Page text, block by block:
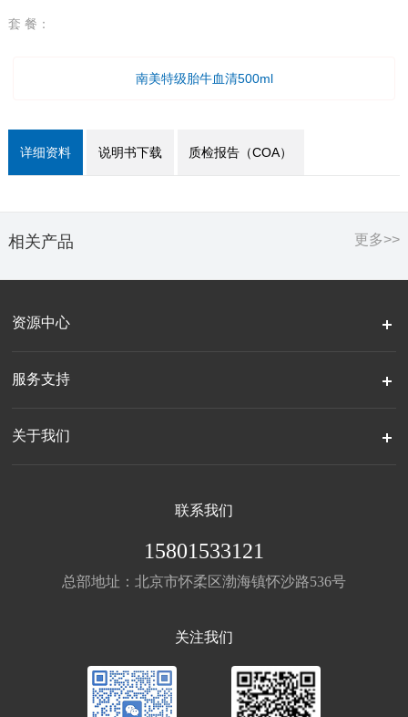
套 餐：
南美特级胎牛血清500ml
详细资料 说明书下载 质检报告（COA）
更多>>
相关产品
资源中心
服务支持
关于我们
联系我们
15801533121
总部地址：北京市怀柔区渤海镇怀沙路536号
关注我们